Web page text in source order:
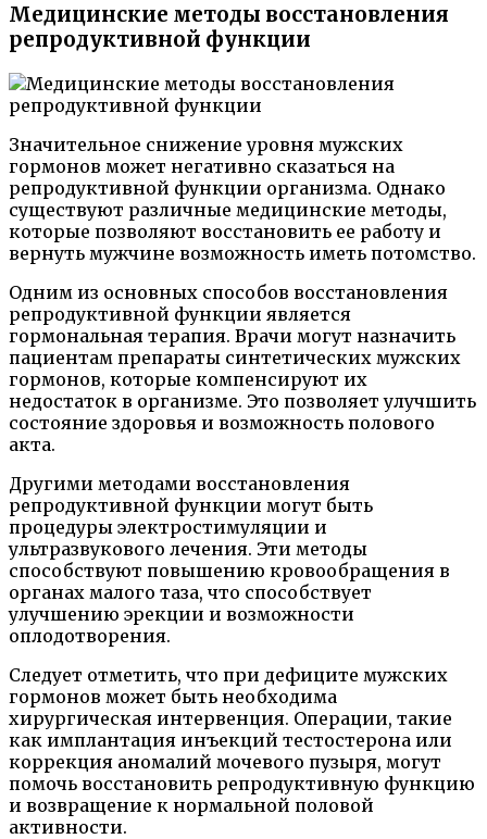
Медицинские методы восстановления
репродуктивной функции
Значительное снижение уровня мужских
гормонов может негативно сказаться на
репродуктивной функции организма. Однако
существуют различные медицинские методы,
которые позволяют восстановить ее работу и
вернуть мужчине возможность иметь потомство.
Одним из основных способов восстановления
репродуктивной функции является
гормональная терапия. Врачи могут назначить
пациентам препараты синтетических мужских
гормонов, которые компенсируют их
недостаток в организме. Это позволяет улучшить
состояние здоровья и возможность полового
акта.
Другими методами восстановления
репродуктивной функции могут быть
процедуры электростимуляции и
ультразвукового лечения. Эти методы
способствуют повышению кровообращения в
органах малого таза, что способствует
улучшению эрекции и возможности
оплодотворения.
Следует отметить, что при дефиците мужских
гормонов может быть необходима
хирургическая интервенция. Операции, такие
как имплантация инъекций тестостерона или
коррекция аномалий мочевого пузыря, могут
помочь восстановить репродуктивную функцию
и возвращение к нормальной половой
активности.